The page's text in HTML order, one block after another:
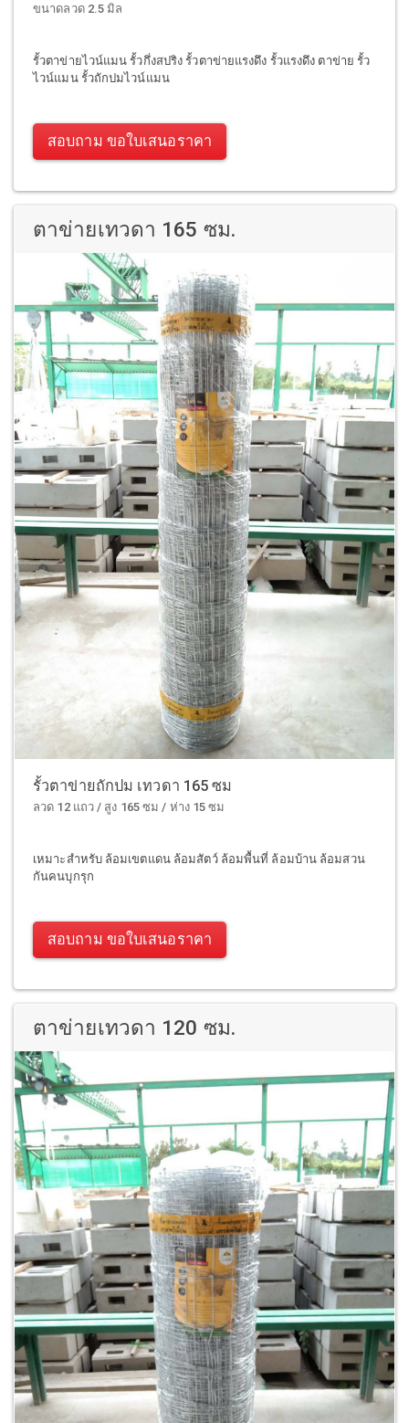
ขนาดลวด 2.5 มิล
รั้วตาข่ายไวน์แมน รั้วกึ่งสปริง รั้วตาข่ายแรงดึง รั้วแรงดึง ตาข่าย รั้ว
ไวน์แมน รั้วถักปมไวน์แมน
สอบถาม ขอใบเสนอราคา
ตาข่ายเทวดา 165 ซม.
รั้วตาข่ายถักปม เทวดา 165 ซม
ลวด 12 แถว / สูง 165 ซม / ห่าง 15 ซม
เหมาะสำหรับ ล้อมเขตแดน ล้อมสัตว์ ล้อมพื้นที่ ล้อมบ้าน ล้อมสวน
กันคนบุกรุก
สอบถาม ขอใบเสนอราคา
ตาข่ายเทวดา 120 ซม.